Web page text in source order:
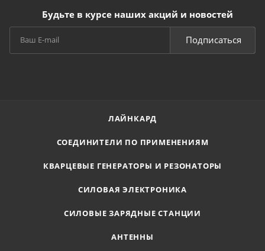
Будьте в курсе наших акций и новостей
Подписаться
ЛАЙНКАРД
СОЕДИНИТЕЛИ ПО ПРИМЕНЕНИЯМ
КВАРЦЕВЫЕ ГЕНЕРАТОРЫ И РЕЗОНАТОРЫ
СИЛОВАЯ ЭЛЕКТРОНИКА
СИЛОВЫЕ ЗАРЯДНЫЕ СТАНЦИИ
АНТЕННЫ